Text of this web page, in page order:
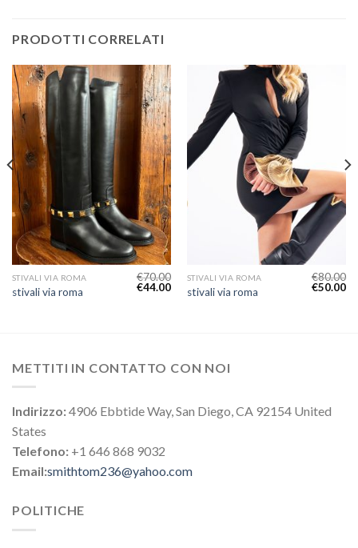
PRODOTTI CORRELATI
STIVALI VIA ROMA
stivali via roma
€70.00
€44.00
STIVALI VIA ROMA
stivali via roma
€80.00
€50.00
METTITI IN CONTATTO CON NOI
Indirizzo:4906 Ebbtide Way, San Diego, CA 92154 United
States
Telefono: +1 646 868 9032
Email:smithtom236@yahoo.com
POLITICHE